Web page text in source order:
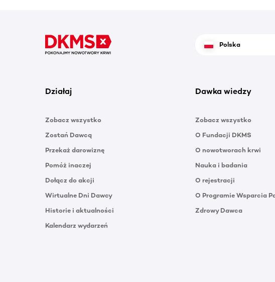
Polska
Działaj
Zobacz wszystko
Zostań Dawcą
Przekaż darowiznę
Pomóż inaczej
Dołącz do akcji
Wirtualne Dni Dawcy
Historie i aktualności
Kalendarz wydarzeń
Dawka wiedzy
Zobacz wszystko
O Fundacji DKMS
O nowotworach krwi
Nauka i badania
O rejestracji
O Programie Wsparcia
Zdrowy Dawca